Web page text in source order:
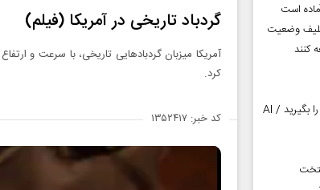
گردباد تاریخی در آمریکا (فیلم)
آمریکا میزبان گردباد‌هایی تاریخی، با سرعت و
کرد.
کد خبر: ۱۳۵۲۴۱۷
است
وضعیت
کنند
تا دیر نشده جلوی هوش مصنوعی را بگیرید / AI